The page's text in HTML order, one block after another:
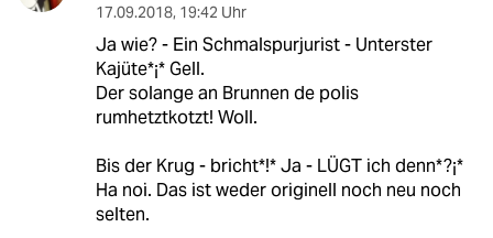
17.09.2018, 19:42 Uhr
Ja wie? - Ein Schmalspurjurist - Unterster
Kajüte*¡* Gell.
Der solange an Brunnen de polis
rumhetztkotzt! Woll.
Bis der Krug - bricht*!* Ja - LÜGT ich denn*?¡*
Ha noi. Das ist weder originell noch neu noch
selten.